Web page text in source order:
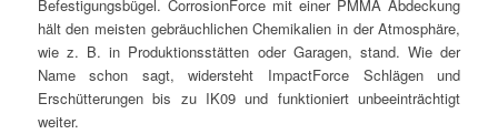
Befestigungsbügel. CorrosionForce mit einer PMMA Abdeckung
hält den meisten gebräuchlichen Chemikalien in der Atmosphäre,
wie z. B. in Produktionsstätten oder Garagen, stand. Wie der
Name schon sagt, widersteht ImpactForce Schlägen und
Erschütterungen bis zu IK09 und funktioniert unbeeinträchtigt
weiter.